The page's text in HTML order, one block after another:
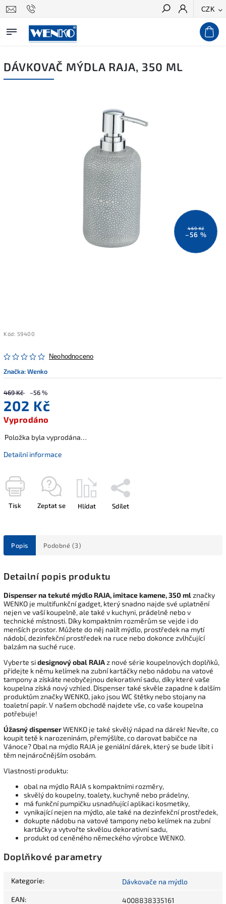
CZK
Hledat
DÁVKOVAČ MÝDLA RAJA, 350 ML
469 Kč
–56 %
Kód: 59400
Neohodnoceno
Značka:Wenko
469 Kč –56 %
202 Kč
Vyprodáno
Položka byla vyprodána…
Detailní informace
Tisk Zeptat se Hlídat Sdílet
Popis Podobné (3)
Detailní popis produktu
Dispenser na tekuté mýdlo RAJA, imitace kamene, 350 mlznačky
WENKO je multifunkční gadget, který snadno najde své uplatnění
nejen ve vaší koupelně, ale také v kuchyni, prádelně nebo v
technické místnosti. Díky kompaktním rozměrům se vejde i do
menších prostor. Můžete do něj nalít mýdlo, prostředek na mytí
nádobí, dezinfekční prostředek na ruce nebo dokonce zvlhčující
balzám na suché ruce.
Vyberte sidesignovýobal RAJAz nové série koupelnových doplňků,
přidejte k němu kelímek na zubní kartáčky nebo nádobu na vatové
tampony a získáte neobyčejnou dekorativní sadu, díky které vaše
koupelna získá nový vzhled. Dispenser také skvěle zapadne k dalším
produktům značky WENKO, jako jsou WC štětky nebo stojany na
toaletní papír. V našem obchodě najdete vše, co vaše koupelna
potřebuje!
ÚžasnýdispenserWENKO je také skvělý nápad na dárek! Nevíte, co
koupit tetě k narozeninám, přemýšlíte, co darovat babičce na
Vánoce? Obal na mýdlo RAJA je geniální dárek, který se bude líbit i
těm nejnáročnějším osobám.
Vlastnosti produktu:
obal na mýdlo RAJA s kompaktními rozměry,
skvělý do koupelny, toalety, kuchyně nebo prádelny,
má funkční pumpičku usnadňující aplikaci kosmetiky,
vynikající nejen na mýdlo, ale také na dezinfekční prostředek,
dokupte nádobu na vatové tampony nebo kelímek na zubní
kartáčky a vytvořte skvělou dekorativní sadu,
produkt od ceněného německého výrobce WENKO.
Doplňkové parametry
Kategorie: Dávkovače na mýdlo
EAN: 4008838335161